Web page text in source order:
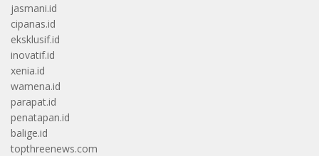
jasmani.id
cipanas.id
eksklusif.id
inovatif.id
xenia.id
wamena.id
parapat.id
penatapan.id
balige.id
topthreenews.com